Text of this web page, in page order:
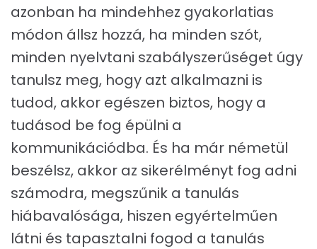
azonban ha mindehhez gyakorlatias
módon állsz hozzá, ha minden szót,
minden nyelvtani szabályszerűséget úgy
tanulsz meg, hogy azt alkalmazni is
tudod, akkor egészen biztos, hogy a
tudásod be fog épülni a
kommunikációdba. És ha már németül
beszélsz, akkor az sikerélményt fog adni
számodra, megszűnik a tanulás
hiábavalósága, hiszen egyértelműen
látni és tapasztalni fogod a tanulás